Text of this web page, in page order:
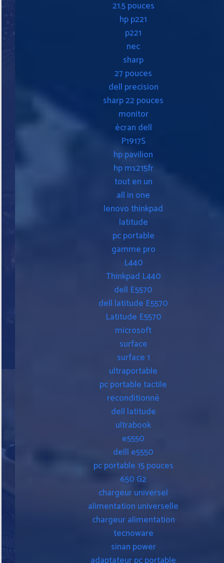
21.5 pouces
hp p221
p221
nec
sharp
27 pouces
dell precision
sharp 22 pouces
monitor
écran dell
P1917S
hp pavilion
hp ms215fr
tout en un
all in one
lenovo thinkpad
latitude
pc portable
gamme pro
L440
Thinkpad L440
dell E5570
dell latitude E5570
Latitude E5570
microsoft
surface
surface 1
ultraportable
pc portable tactile
reconditionné
dell latitude
ultrabook
e5550
delll e5550
pc portable 15 pouces
650 G2
chargeur universel
alimentation universelle
chargeur alimentation
tecnoware
sinan power